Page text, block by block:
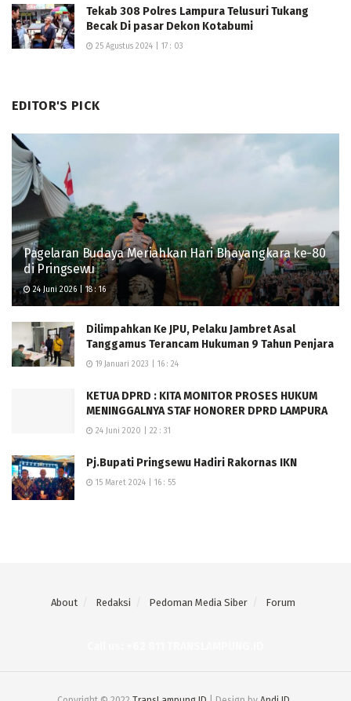
Tekab 308 Polres Lampura Telusuri Tukang
Becak Di pasar Dekon Kotabumi
25 Agustus 2024 | 17 : 03
EDITOR'S PICK
Pagelaran Budaya Meriahkan Hari Bhayangkara ke-80
di Pringsewu
24 Juni 2026 | 18 : 16
Dilimpahkan Ke JPU, Pelaku Jambret Asal
Tanggamus Terancam Hukuman 9 Tahun Penjara
19 Januari 2023 | 16 : 24
KETUA DPRD : KITA MONITOR PROSES HUKUM
MENINGGALNYA STAF HONORER DPRD LAMPURA
24 Juni 2020 | 22 : 31
Pj.Bupati Pringsewu Hadiri Rakornas IKN
15 Maret 2024 | 16 : 55
About Redaksi Pedoman Media Siber Forum